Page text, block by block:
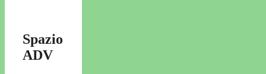
Spazio
ADV